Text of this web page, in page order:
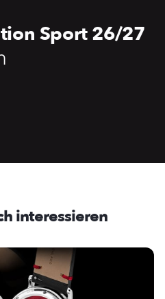
Sport 26/27
interessieren